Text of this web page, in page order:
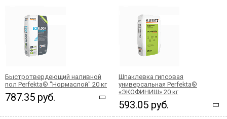
Быстротвердеющий наливной
пол Perfekta® "Нормаслой" 20 кг
787.35 руб.
Шпаклевка гипсовая
универсальная Perfekta®
«ЭКОФИНИШ» 20 кг
593.05 руб.